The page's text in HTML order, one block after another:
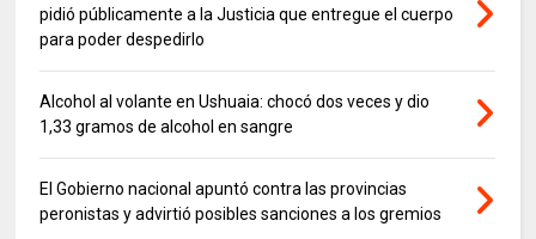
pidió públicamente a la Justicia que entregue el cuerpo
para poder despedirlo
Alcohol al volante en Ushuaia: chocó dos veces y dio
1,33 gramos de alcohol en sangre
El Gobierno nacional apuntó contra las provincias
peronistas y advirtió posibles sanciones a los gremios